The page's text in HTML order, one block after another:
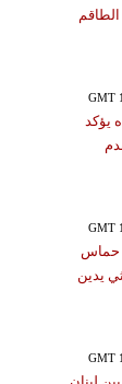
الطاقم
يؤكد
حماس
يدين